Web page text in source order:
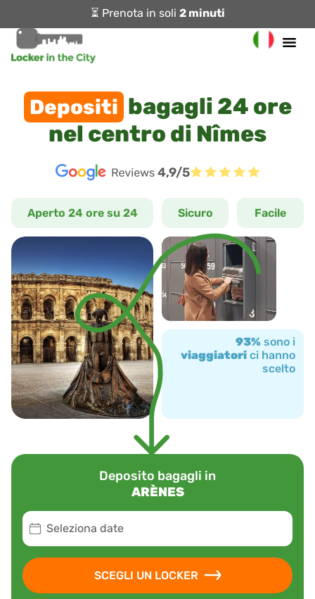
⏳ Prenota in soli 2 minuti
Depositi bagagli 24 ore
nel centro di Nîmes
4,9/5
93% sono i
viaggiatori ci hanno
scelto
Sicuro Facile
Aperto 24 ore su 24
Deposito bagagli in
ARÈNES
Seleziona date
SCEGLI UN LOCKER